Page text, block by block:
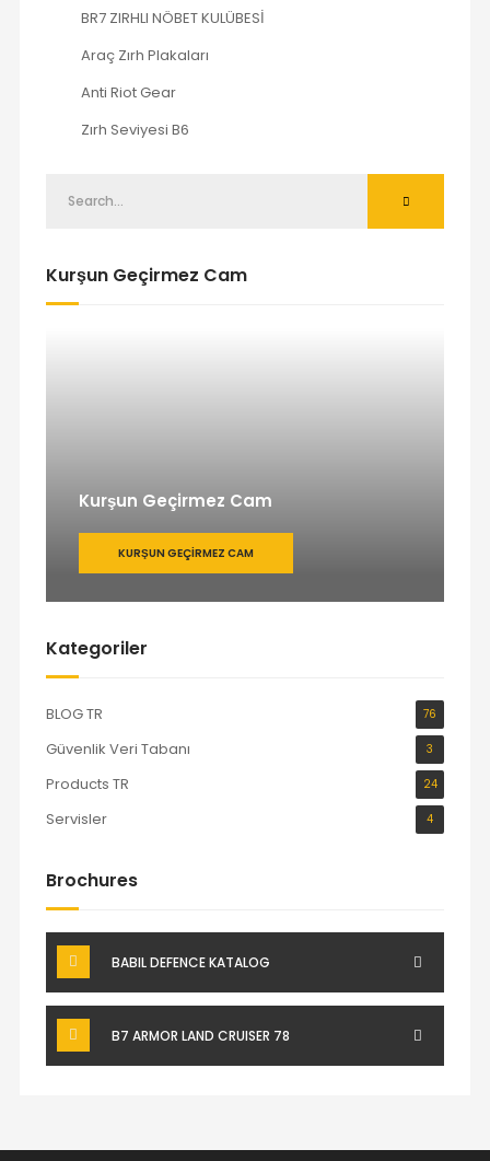
BR7 ZIRHLI NÖBET KULÜBESİ
Araç Zırh Plakaları
Anti Riot Gear
Zırh Seviyesi B6
Kurşun Geçirmez Cam
Kurşun Geçirmez Cam
KURŞUN GEÇIRMEZ CAM
Kategoriler
BLOG TR 76
Güvenlik Veri Tabanı 3
Products TR 24
Servisler 4
Brochures
BABIL DEFENCE KATALOG
B7 ARMOR LAND CRUISER 78